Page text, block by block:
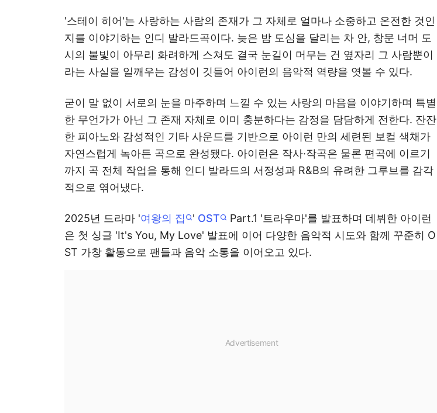
'스테이 히어'는 사랑하는 사람의 존재가 그 자체로 얼마나 소중하고 온전한 것인
지를 이야기하는 인디 발라드곡이다. 늦은 밤 도심을 달리는 차 안, 창문 너머 도
시의 불빛이 아무리 화려하게 스쳐도 결국 눈길이 머무는 건 옆자리 그 사람뿐이
라는 사실을 일깨우는 감성이 깃들어 아이런의 음악적 역량을 엿볼 수 있다.
굳이 말 없이 서로의 눈을 마주하며 느낄 수 있는 사랑의 마음을 이야기하며 특별
한 무언가가 아닌 그 존재 자체로 이미 충분하다는 감정을 담담하게 전한다. 잔잔
한 피아노와 감성적인 기타 사운드를 기반으로 아이런 만의 세련된 보컬 색채가
자연스럽게 녹아든 곡으로 완성됐다. 아이런은 작사·작곡은 물론 편곡에 이르기
까지 곡 전체 작업을 통해 인디 발라드의 서정성과 R&B의 유려한 그루브를 감각
적으로 엮어냈다.
2025년 드라마 '여왕의 집 ' OST
Part.1 '트라우마'를 발표하며 데뷔한 아이런
은 첫 싱글 'It's You, My Love' 발표에 이어 다양한 음악적 시도와 함께 꾸준히 O
ST 가창 활동으로 팬들과 음악 소통을 이어오고 있다.